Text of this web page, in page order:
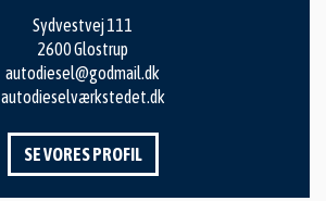
Sydvestvej 111
2600 Glostrup
autodiesel@godmail.dk
autodieselværkstedet.dk
SE VORES PROFIL